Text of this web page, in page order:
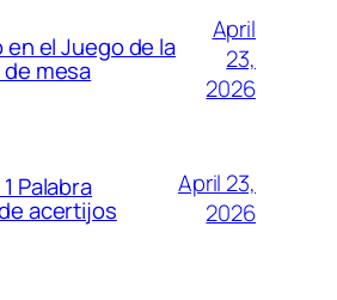
en el Juego de la
mesa
April
23,
2026
Palabra
acertijos
April 23,
2026